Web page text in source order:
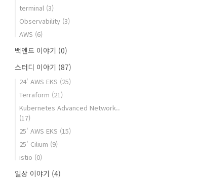
terminal (3)
Observability (3)
AWS (6)
백엔드 이야기 (0)
스터디 이야기 (87)
24' AWS EKS (25)
Terraform (21)
Kubernetes Advanced Network..
(17)
25' AWS EKS (15)
25' Cilium (9)
istio (0)
일상 이야기 (4)